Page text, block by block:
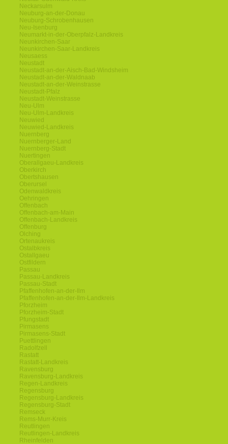
Neckarsulm
Neuburg-an-der-Donau
Neuburg-Schrobenhausen
Neu-Isenburg
Neumarkt-in-der-Oberpfalz-Landkreis
Neunkirchen-Saar
Neunkirchen-Saar-Landkreis
Neusaess
Neustadt
Neustadt-an-der-Aisch-Bad-Windsheim
Neustadt-an-der-Waldnaab
Neustadt-an-der-Weinstrasse
Neustadt-Pfalz
Neustadt-Weinstrasse
Neu-Ulm
Neu-Ulm-Landkreis
Neuwied
Neuwied-Landkreis
Nuernberg
Nuernberger-Land
Nuernberg-Stadt
Nuertingen
Oberallgaeu-Landkreis
Oberkirch
Obertshausen
Oberursel
Odenwaldkreis
Oehringen
Offenbach
Offenbach-am-Main
Offenbach-Landkreis
Offenburg
Olching
Ortenaukreis
Ostalbkreis
Ostallgaeu
Ostfildern
Passau
Passau-Landkreis
Passau-Stadt
Pfaffenhofen-an-der-Ilm
Pfaffenhofen-an-der-Ilm-Landkreis
Pforzheim
Pforzheim-Stadt
Pfungstadt
Pirmasens
Pirmasens-Stadt
Puettlingen
Radolfzell
Rastatt
Rastatt-Landkreis
Ravensburg
Ravensburg-Landkreis
Regen-Landkreis
Regensburg
Regensburg-Landkreis
Regensburg-Stadt
Remseck
Rems-Murr-Kreis
Reutlingen
Reutlingen-Landkreis
Rheinfelden